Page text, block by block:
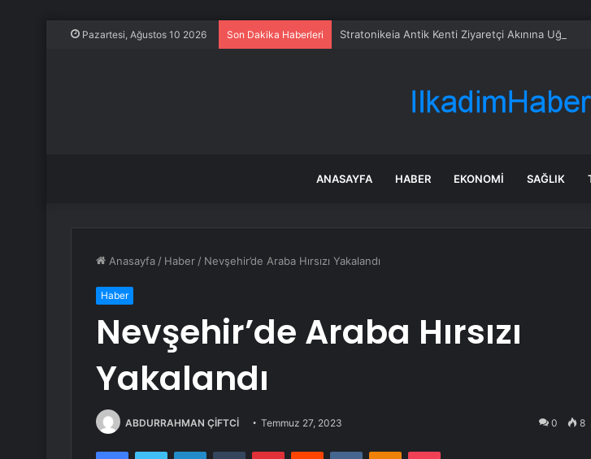
Pazartesi, Ağustos 10 2026 Son Dakika Haberleri Stratonikeia Antik Kenti Ziyaretçi Akınına Uğradı
ANASAYFA HABER EKONOMI SAĞLIK
Anasayfa / Haber / Nevşehir’de Araba Hırsızı Yakalandı
Haber
Nevşehir’de Araba Hırsızı
Yakalandı
ABDURRAHMAN ÇİFTCİ Temmuz 27, 2023 0 8
FacebookTwitter LinkedInTumblr PinterestReddit VKontakteOdnoklassniki
Pocket